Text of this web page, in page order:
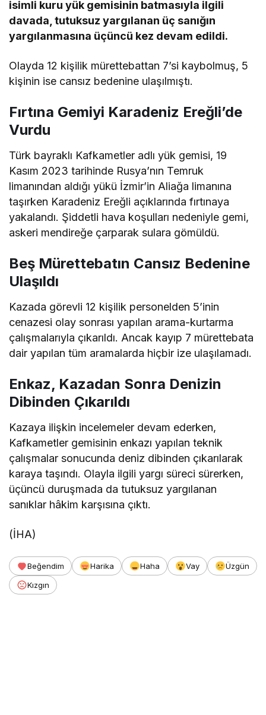
isimli kuru yük gemisinin batmasıyla ilgili
davada, tutuksuz yargılanan üç sanığın
yargılanmasına üçüncü kez devam edildi.
Olayda 12 kişilik mürettebattan 7’si kaybolmuş, 5
kişinin ise cansız bedenine ulaşılmıştı.
Fırtına Gemiyi Karadeniz Ereğli’de
Vurdu
Türk bayraklı Kafkametler adlı yük gemisi, 19
Kasım 2023 tarihinde Rusya’nın Temruk
limanından aldığı yükü İzmir’in Aliağa limanına
taşırken Karadeniz Ereğli açıklarında fırtınaya
yakalandı. Şiddetli hava koşulları nedeniyle gemi,
askeri mendireğe çarparak sulara gömüldü.
Beş Mürettebatın Cansız Bedenine
Ulaşıldı
Kazada görevli 12 kişilik personelden 5’inin
cenazesi olay sonrası yapılan arama-kurtarma
çalışmalarıyla çıkarıldı. Ancak kayıp 7 mürettebata
dair yapılan tüm aramalarda hiçbir ize ulaşılamadı.
Enkaz, Kazadan Sonra Denizin
Dibinden Çıkarıldı
Kazaya ilişkin incelemeler devam ederken,
Kafkametler gemisinin enkazı yapılan teknik
çalışmalar sonucunda deniz dibinden çıkarılarak
karaya taşındı. Olayla ilgili yargı süreci sürerken,
üçüncü duruşmada da tutuksuz yargılanan
sanıklar hâkim karşısına çıktı.
(İHA)
Beğendim Harika Haha Vay
Üzgün
Kızgın